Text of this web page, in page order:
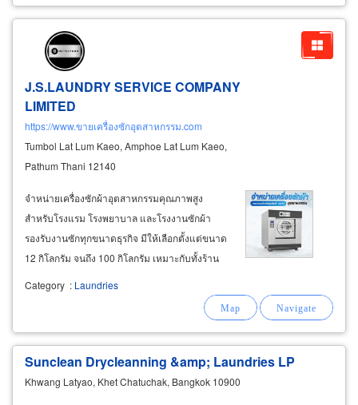
J.S.LAUNDRY SERVICE COMPANY
LIMITED
https://www.ขายเครื่องซักอุตสาหกรรม.com
Tumbol Lat Lum Kaeo, Amphoe Lat Lum Kaeo,
Pathum Thani 12140
จำหน่ายเครื่องซักผ้าอุตสาหกรรมคุณภาพสูง
สำหรับโรงแรม โรงพยาบาล และโรงงานซักผ้า
รองรับงานซักทุกขนาดธุรกิจ มีให้เลือกตั้งแต่ขนาด
12 กิโลกรัม จนถึง 100 กิโลกรัม เหมาะกับทั้งร้าน
ผ้าจำนวนมากทุกวัน ทนทาน ใช้งานได้จริงใน
ระดับอุตสาหกรรม ออกแบบมาเพื่อรองรับการ
ทำงานหนักต่อเนื่อง
Category : Laundries
Sunclean Drycleanning &amp; Laundries LP
Khwang Latyao, Khet Chatuchak, Bangkok 10900